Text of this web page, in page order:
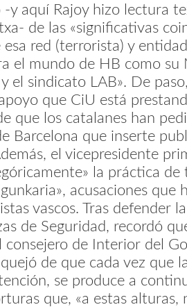
y aquí Rajoy hizo lectura
de las «significativas
red (terrorista) y
el mundo de HB como su
el sindicato LAB». De
que CiU está
que los catalanes han
Barcelona que inserte
el vicepresidente
la práctica
acusaciones que
vascos. Tras defender
de Seguridad, recordó
consejero de Interior del
quejó de que cada vez que
se produce a
que, «a estas alturas,